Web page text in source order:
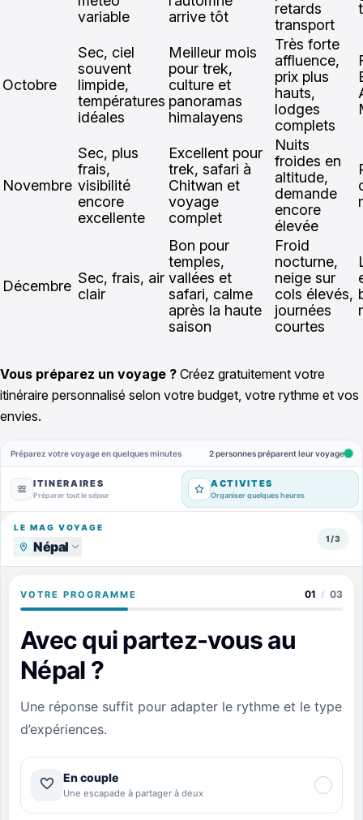
variable
arrive tôt
retards
transport
Octobre
Sec, ciel
souvent
limpide,
températures
idéales
Meilleur mois
pour trek,
culture et
panoramas
himalayens
Très forte
affluence,
prix plus
hauts,
lodges
complets
Novembre
Sec, plus
frais,
visibilité
encore
excellente
Excellent pour
trek, safari à
Chitwan et
voyage
complet
Nuits
froides en
altitude,
demande
encore
élevée
Décembre Sec, frais, air
clair
Bon pour
temples,
vallées et
safari, calme
après la haute
saison
Froid
nocturne,
neige sur
cols élevés,
journées
courtes
Vous préparez un voyage ? Créez gratuitement votre
itinéraire personnalisé selon votre budget, votre rythme et vos
envies.